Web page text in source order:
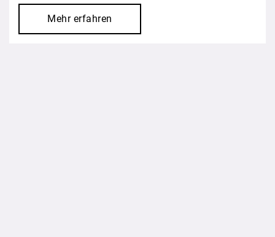
Mehr erfahren